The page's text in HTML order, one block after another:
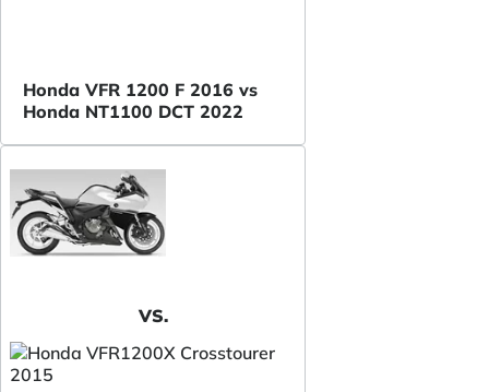
Honda VFR 1200 F 2016 vs
Honda NT1100 DCT 2022
VS.